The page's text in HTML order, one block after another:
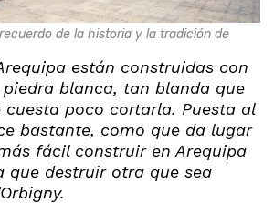
de la historia y la tradición de
están construidas con
piedra blanca, tan blanda que
poco cortarla. Puesta al
bastante, como que da lugar
fácil construir en Arequipa
que destruir otra que sea